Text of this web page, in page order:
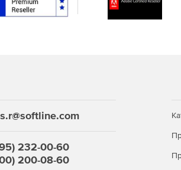
232-00-60
200-08-60